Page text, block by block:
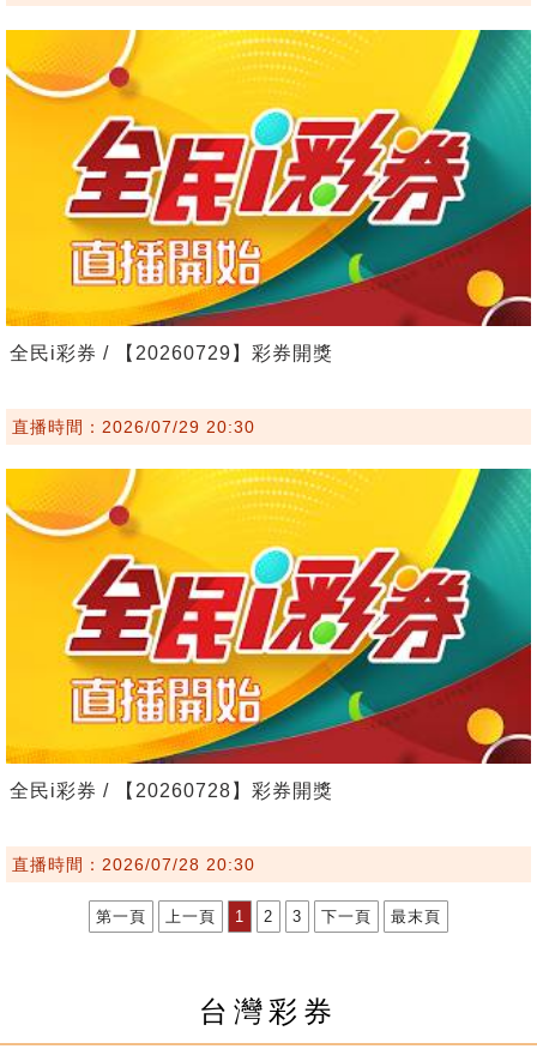
全民i彩券 / 【20260729】彩券開獎
直播時間：2026/07/29 20:30
全民i彩券 / 【20260728】彩券開獎
直播時間：2026/07/28 20:30
第一頁 上一頁 1 2 3 下一頁 最末頁
台灣彩券